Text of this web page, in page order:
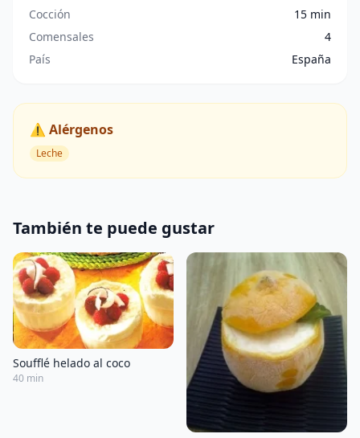
Cocción
15 min
Comensales
4
País
España
⚠️ Alérgenos
Leche
También te puede gustar
Soufflé helado al coco
40 min